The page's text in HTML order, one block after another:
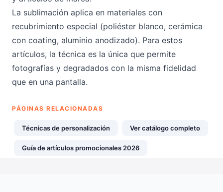
La sublimación aplica en materiales con
recubrimiento especial (poliéster blanco, cerámica
con coating, aluminio anodizado). Para estos
artículos, la técnica es la única que permite
fotografías y degradados con la misma fidelidad
que en una pantalla.
PÁGINAS RELACIONADAS
Técnicas de personalización Ver catálogo completo
Guía de artículos promocionales 2026